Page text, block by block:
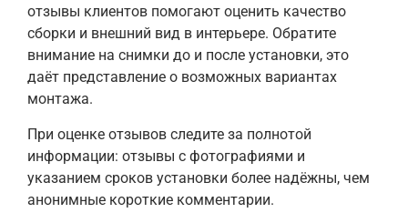
отзывы клиентов помогают оценить качество
сборки и внешний вид в интерьере. Обратите
внимание на снимки до и после установки, это
даёт представление о возможных вариантах
монтажа.
При оценке отзывов следите за полнотой
информации: отзывы с фотографиями и
указанием сроков установки более надёжны, чем
анонимные короткие комментарии.